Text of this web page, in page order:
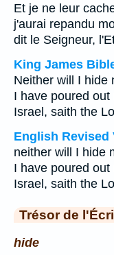
Et je ne leur
j'aurai repandu
dit le Seigneur,
King James
Neither will I hide
I have poured
Israel, saith the
English Revised
neither will I hide
I have poured
Israel, saith the
Trésor de
hide